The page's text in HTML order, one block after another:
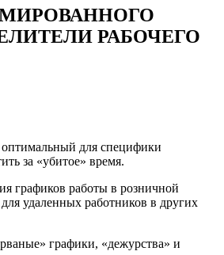
РАБОЧЕГО
для специфики
за «убитое» время.
графиков работы в розничной
удаленных работников в других
графики, «дежурства» и